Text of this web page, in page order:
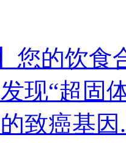
您的饮食
现“超固
致癌基因